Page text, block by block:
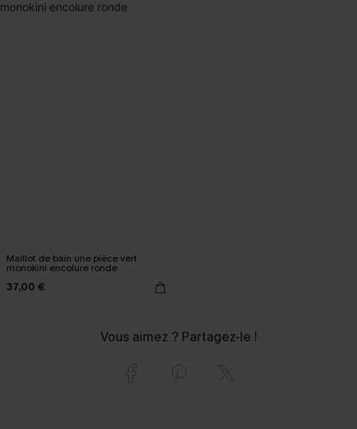
Maillot de bain une pièce vert
monokini encolure ronde
37,00 €
Vous aimez ? Partagez-le !